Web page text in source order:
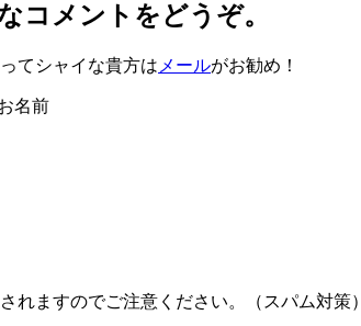
コメントをどうぞ。
てシャイな貴方は メールがお勧め！
名前
れますのでご注意ください。（スパム対策）